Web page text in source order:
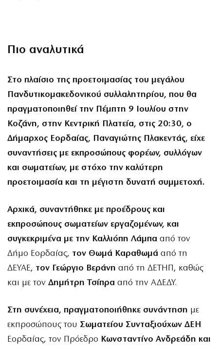
Πιο αναλυτικά
Στο πλαίσιο της προετοιμασίας του μεγάλου
Πανδυτικομακεδονικού συλλαλητηρίου, που θα
πραγματοποιηθεί την Πέμπτη 9 Ιουλίου στην
Κοζάνη, στην Κεντρική Πλατεία, στις 20:30, ο
Δήμαρχος Εορδαίας, Παναγιώτης Πλακεντάς, είχε
συναντήσεις με εκπροσώπους φορέων, συλλόγων
και σωματείων, με στόχο την καλύτερη
προετοιμασία και τη μέγιστη δυνατή συμμετοχή.
Αρχικά, συναντήθηκε με προέδρους και
εκπροσώπους σωματείων εργαζομένων, και
συγκεκριμένα με την Καλλιόπη Λάμπα από τον
Δήμο Εορδαίας, τον Θωμά Καραθωμά από τη
ΔΕΥΑΕ, τον Γεώργιο Βεράνη από τη ΔΕΤΗΠ, καθώς
και με τον Δημήτρη Τσίπρα από την ΑΔΕΔΥ.
Στη συνέχεια, πραγματοποιήθηκε συνάντηση με
εκπροσώπους του Σωματείου Συνταξιούχων ΔΕΗ
Εορδαίας, τον Πρόεδρο Κωνσταντίνο Ανδρεάδη και